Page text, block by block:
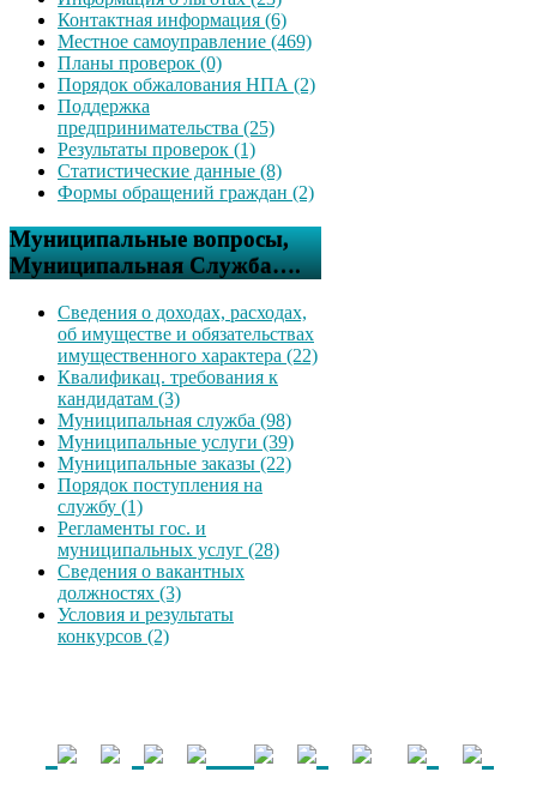
Контактная информация (6)
Местное самоуправление (469)
Планы проверок (0)
Порядок обжалования НПА (2)
Поддержка
предпринимательства (25)
Результаты проверок (1)
Статистические данные (8)
Формы обращений граждан (2)
Муниципальные вопросы,
Муниципальная Служба….
Сведения о доходах, расходах,
об имуществе и обязательствах
имущественного характера (22)
Квалификац. требования к
кандидатам (3)
Муниципальная служба (98)
Муниципальные услуги (39)
Муниципальные заказы (22)
Порядок поступления на
службу (1)
Регламенты гос. и
муниципальных услуг (28)
Сведения о вакантных
должностях (3)
Условия и результаты
конкурсов (2)